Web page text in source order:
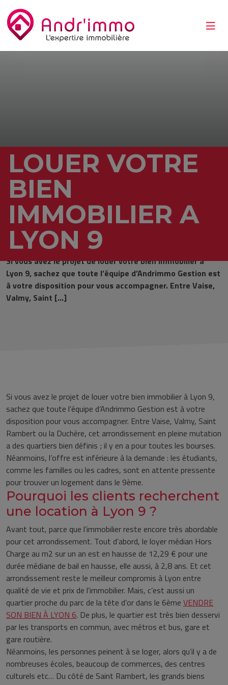
LOUER VOTRE
BIEN
IMMOBILIER A
LYON 9
Si vous avez le projet de louer votre bien immobilier à
Lyon 9, sachez que toute l’équipe d’Andrimmo Gestion est
à votre disposition pour vous accompagner. Entre Vaise,
Valmy, Saint […]
Si vous avez le projet de louer votre bien immobilier à Lyon 9,
sachez que toute l’équipe d’Andrimmo Gestion est à votre
disposition pour vous accompagner. Entre Vaise, Valmy, Saint
Rambert ou la Duchère, cet arrondissement en pleine mutation
a des quartiers bien définis ; il y en a pour toutes les bourses.
Néanmoins, l’offre est inférieure à la demande : les étudiants,
comme les familles ou les cadres, sont en attente pressente
pour trouver un logement dans le 9ème.
Pourquoi les clients recherchent
une location à Lyon 9 ?
Avant tout, parce que l’immobilier reste encore très abordable
pour cet arrondissement. Tout d’abord, le loyer médian Hors
Charge au m2 sur un an est en hausse de 12,29 € pour une
durée médiane de bail en hausse, elle aussi, à 2,8 ans. Et cet
arrondissement reste le meilleur compromis à Lyon entre
qualité de vie et prix de l’immobilier. Mais, c’est aussi un
quartier proche du parc de la tête d’or dans le 6ème VENDRE
SON BIEN À LYON 6. De plus, le quartier est très bien desservi
par les transports en commun, avec métros et bus, gare et
gare routière.
Néanmoins, les personnes peinent à se loger, alors qu’il y a de
nombreuses écoles, beaucoup de commerces, des centres
culturels etc… Du côté de Saint Rambert, les grands biens